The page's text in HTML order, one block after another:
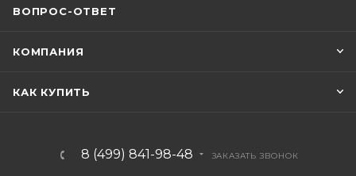
ВОПРОС-ОТВЕТ
КОМПАНИЯ
КАК КУПИТЬ
8 (499) 841-98-48 ЗАКАЗАТЬ ЗВОНОК